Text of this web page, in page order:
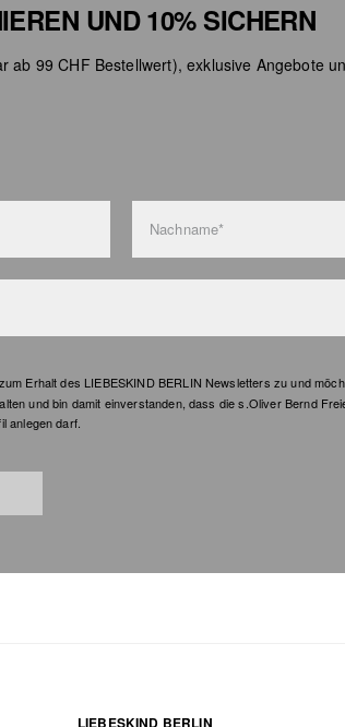
UND 10% SICHERN
ab 99 CHF Bestellwert), exklusive Angebote
Nachname*
zum Erhalt des LIEBESKIND BERLIN Newsletters zu und
und bin damit einverstanden, dass die s.Oliver Bernd
anlegen darf.
LIEBESKIND BERLIN